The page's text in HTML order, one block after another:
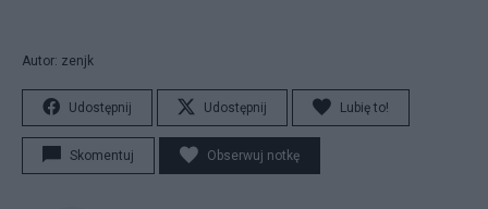
Autor: zenjk
Udostępnij Udostępnij Lubię to!
Skomentuj Obserwuj notkę